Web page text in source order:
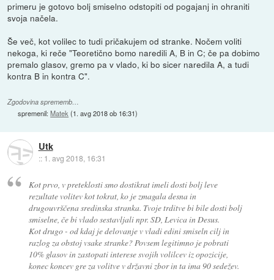
primeru je gotovo bolj smiselno odstopiti od pogajanj in ohraniti
svoja načela.
Še več, kot volilec to tudi pričakujem od stranke. Nočem voliti
nekoga, ki reče "Teoretično bomo naredili A, B in C; če pa dobimo
premalo glasov, gremo pa v vlado, ki bo sicer naredila A, a tudi
kontra B in kontra C".
Zgodovina sprememb…
spremenil:Matek (1. avg 2018 ob 16:31)
Utk
:: 1. avg 2018, 16:31
Kot prvo, v preteklosti smo dostikrat imeli dosti bolj leve
rezultate volitev kot tokrat, ko je zmagala desna in
drugouvrščena sredinska stranka. Tvoje trditve bi bile dosti bolj
smiselne, če bi vlado sestavljali npr. SD, Levica in Desus.
Kot drugo - od kdaj je delovanje v vladi edini smiseln cilj in
razlog za obstoj vsake stranke? Povsem legitimno je pobrati
10% glasov in zastopati interese svojih volilcev iz opozicije,
konec koncev gre za volitve v državni zbor in ta ima 90 sedežev.